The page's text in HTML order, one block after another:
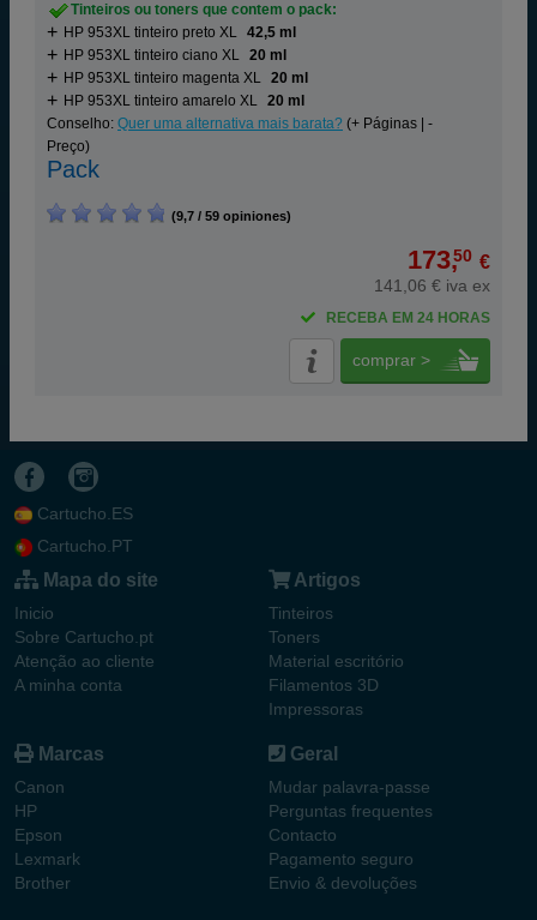
Tinteiros ou toners que contem o pack:
HP 953XL tinteiro preto XL 42,5 ml
HP 953XL tinteiro ciano XL 20 ml
HP 953XL tinteiro magenta XL 20 ml
HP 953XL tinteiro amarelo XL 20 ml
Conselho: Quer uma alternativa mais barata? (+ Páginas | -
Preço)
Pack
(9,7 / 59 opiniones)
173,50 €
141,06 € iva ex
RECEBA EM 24 HORAS
comprar >
Cartucho.ES
Cartucho.PT
Mapa do site
Inicio
Sobre Cartucho.pt
Atenção ao cliente
A minha conta
Artigos
Tinteiros
Toners
Material escritório
Filamentos 3D
Impressoras
Marcas
Canon
HP
Epson
Lexmark
Brother
Geral
Mudar palavra-passe
Perguntas frequentes
Contacto
Pagamento seguro
Envio & devoluções